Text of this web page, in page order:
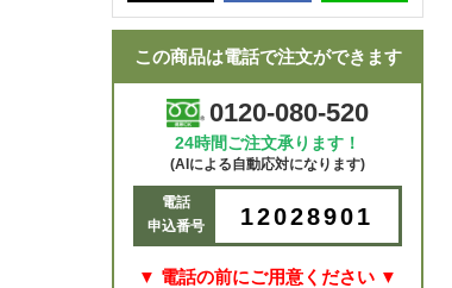
この商品は電話で注文ができます
0120-080-520
24時間ご注文承ります！
(AIによる自動応対になります)
電話
申込番号
12028901
▼ 電話の前にご用意ください ▼